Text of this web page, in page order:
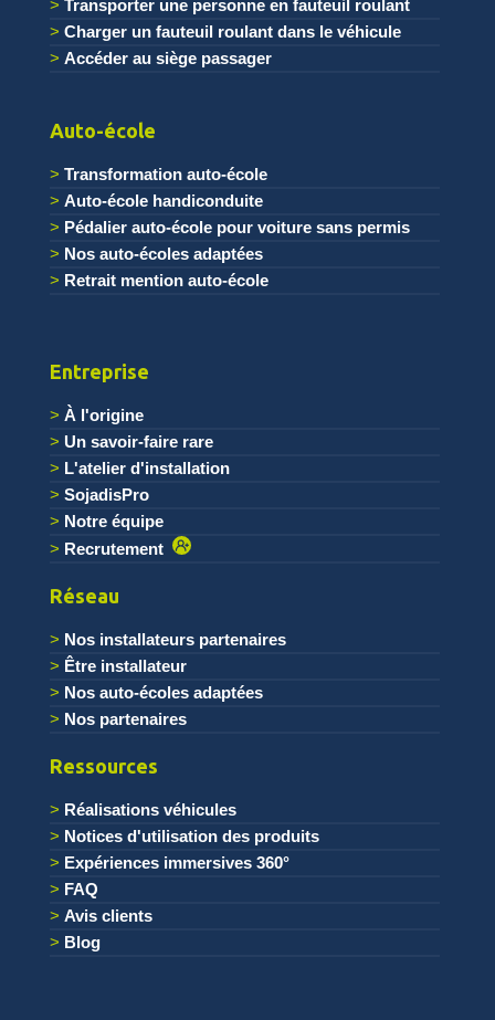
Transporter une personne en fauteuil roulant
Charger un fauteuil roulant dans le véhicule
Accéder au siège passager
Auto-école
Transformation auto-école
Auto-école handiconduite
Pédalier auto-école pour voiture sans permis
Nos auto-écoles adaptées
Retrait mention auto-école
Entreprise
À l'origine
Un savoir-faire rare
L'atelier d'installation
SojadisPro
Notre équipe
Recrutement
Réseau
Nos installateurs partenaires
Être installateur
Nos auto-écoles adaptées
Nos partenaires
Ressources
Réalisations véhicules
Notices d'utilisation des produits
Expériences immersives 360°
FAQ
Avis clients
Blog